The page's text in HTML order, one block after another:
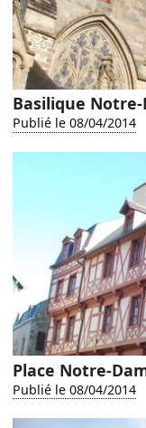
Basilique Notre-
Publié le 08/04/2014
Place Notre-
Publié le 08/04/2014